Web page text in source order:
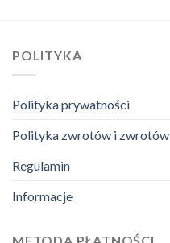
POLITYKA
Polityka prywatności
Polityka zwrotów i zwrotów
Regulamin
Informacje
METODA PŁATNOŚCI